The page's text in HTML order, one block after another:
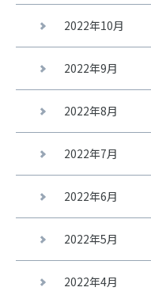
2022年10月
2022年9月
2022年8月
2022年7月
2022年6月
2022年5月
2022年4月